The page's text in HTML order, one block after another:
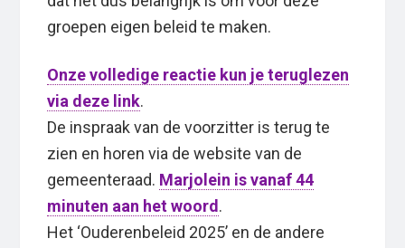
groepen eigen beleid te maken.
Onze volledige reactie kun je teruglezen
via deze link.
De inspraak van de voorzitter is terug te
zien en horen via de website van de
gemeenteraad. Marjolein is vanaf 44
minuten aan het woord.
Het ‘Ouderenbeleid 2025’ en de andere